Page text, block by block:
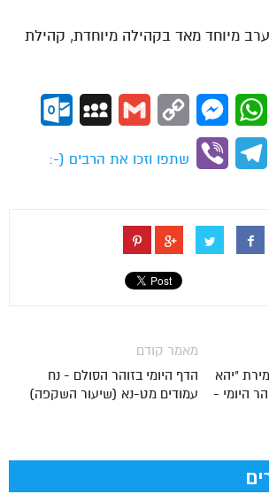
מיוחד מאד בקהילה מיוחדת, קהילת
Email
WhatsApp
Messenger
Copy
Gmail
MySpace
Skype
Telegram
Viber
שתפו וזכו את הרבים (-:
מאמר קודם
הדף היומי בזוהר הסולם - נח
עמודים מט-נא (שיעור השקפה)
"יהא
היומי -